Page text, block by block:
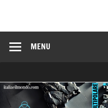
MENU